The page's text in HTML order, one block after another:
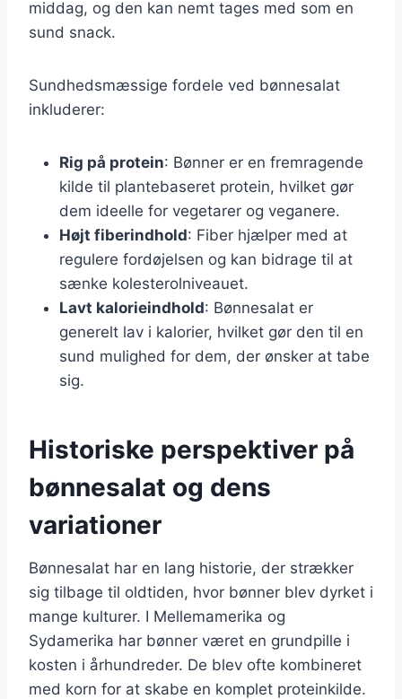
middag, og den kan nemt tages med som en
sund snack.
Sundhedsmæssige fordele ved bønnesalat
inkluderer:
Rig på protein: Bønner er en fremragende
kilde til plantebaseret protein, hvilket gør
dem ideelle for vegetarer og veganere.
Højt fiberindhold: Fiber hjælper med at
regulere fordøjelsen og kan bidrage til at
sænke kolesterolniveauet.
Lavt kalorieindhold: Bønnesalat er
generelt lav i kalorier, hvilket gør den til en
sund mulighed for dem, der ønsker at tabe
sig.
Historiske perspektiver på
bønnesalat og dens
variationer
Bønnesalat har en lang historie, der strækker
sig tilbage til oldtiden, hvor bønner blev dyrket i
mange kulturer. I Mellemamerika og
Sydamerika har bønner været en grundpille i
kosten i århundreder. De blev ofte kombineret
med korn for at skabe en komplet proteinkilde.